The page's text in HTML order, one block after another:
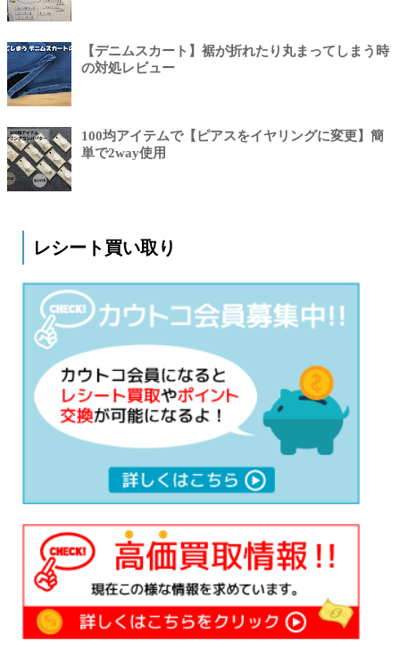
【デニムスカート】裾が折れたり丸まってしまう時
の対処レビュー
100均アイテムで【ピアスをイヤリングに変更】簡
単で2way使用
レシート買い取り